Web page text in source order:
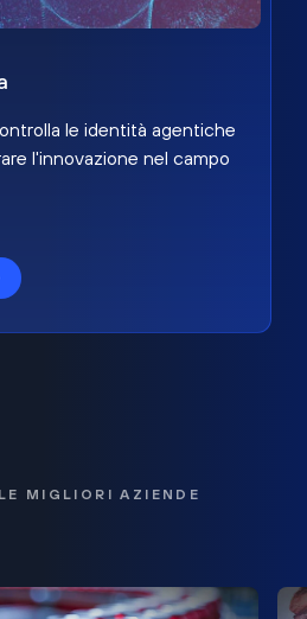
le identità agentiche
l'innovazione nel campo
MIGLIORI AZIENDE